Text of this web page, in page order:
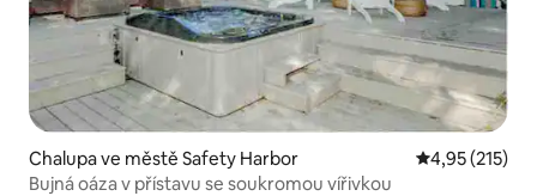
Chalupa ve městě Safety Harbor Průměrné
4,95 (215)
Bujná oáza v přístavu se soukromou vířivkou